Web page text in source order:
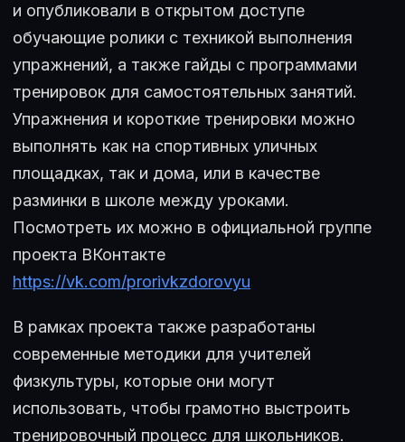
и опубликовали в открытом доступе
обучающие ролики с техникой выполнения
упражнений, а также гайды с программами
тренировок для самостоятельных занятий.
Упражнения и короткие тренировки можно
выполнять как на спортивных уличных
площадках, так и дома, или в качестве
разминки в школе между уроками.
Посмотреть их можно в официальной группе
проекта ВКонтакте
https://vk.com/prorivkzdorovyu
В рамках проекта также разработаны
современные методики для учителей
физкультуры, которые они могут
использовать, чтобы грамотно выстроить
тренировочный процесс для школьников.